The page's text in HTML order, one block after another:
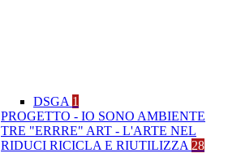
DSGA 1
PROGETTO - IO SONO AMBIENTE
TRE "ERRRE" ART - L'ARTE NEL
RIDUCI RICICLA E RIUTILIZZA 28